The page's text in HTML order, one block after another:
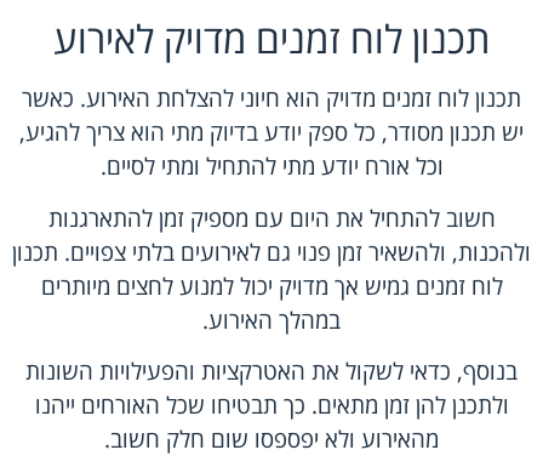
תכנון לוח זמנים מדויק לאירוע
תכנון לוח זמנים מדויק הוא חיוני להצלחת האירוע. כאשר
יש תכנון מסודר, כל ספק יודע בדיוק מתי הוא צריך להגיע,
וכל אורח יודע מתי להתחיל ומתי לסיים.
חשוב להתחיל את היום עם מספיק זמן להתארגנות
ולהכנות, ולהשאיר זמן פנוי גם לאירועים בלתי צפויים. תכנון
לוח זמנים גמיש אך מדויק יכול למנוע לחצים מיותרים
במהלך האירוע.
בנוסף, כדאי לשקול את האטרקציות והפעילויות השונות
ולתכנן להן זמן מתאים. כך תבטיחו שכל האורחים ייהנו
מהאירוע ולא יפספסו שום חלק חשוב.